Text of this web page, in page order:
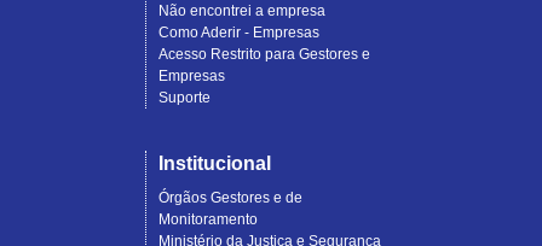
Não encontrei a empresa
Como Aderir - Empresas
Acesso Restrito para Gestores e
Empresas
Suporte
Institucional
Órgãos Gestores e de
Monitoramento
Ministério da Justiça e Segurança